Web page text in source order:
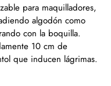
para maquilladores,
algodón como
con la boquilla.
10 cm de
que inducen lágrimas.